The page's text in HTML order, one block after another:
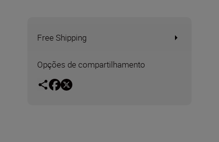
Free Shipping
Opções de compartilhamento